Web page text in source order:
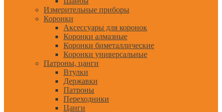
Измерительные приборы
Коронки
Аксессуары для коронок
Коронки алмазные
Коронки биметаллические
Коронки универсальные
Патроны, цанги
Втулки
Державки
Патроны
Переходники
Цанги